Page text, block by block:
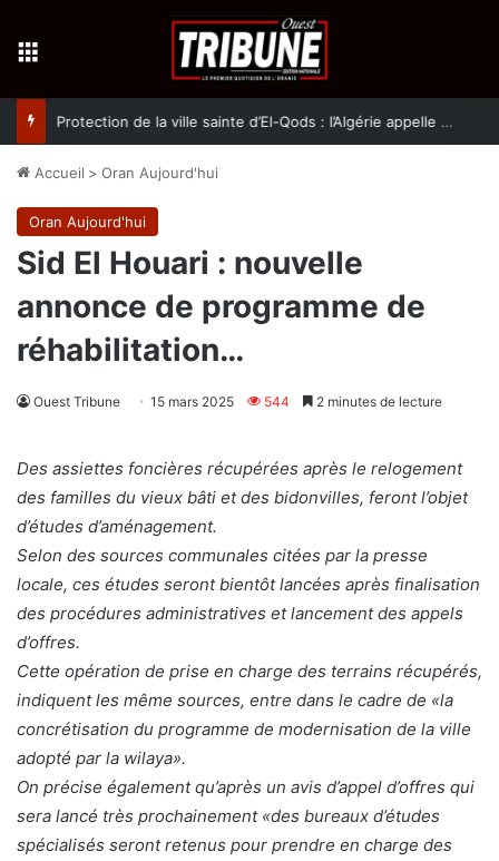
Protection de la ville sainte d’El-Qods : l’Algérie appelle à une action collective
Accueil > Oran Aujourd'hui
Oran Aujourd'hui
Sid El Houari : nouvelle
annonce de programme de
réhabilitation…
Ouest Tribune 15 mars 2025 544 2 minutes de lecture
Des assiettes foncières récupérées après le relogement
des familles du vieux bâti et des bidonvilles, feront l’objet
d’études d’aménagement.
Selon des sources communales citées par la presse
locale, ces études seront bientôt lancées après finalisation
des procédures administratives et lancement des appels
d’offres.
Cette opération de prise en charge des terrains récupérés,
indiquent les même sources, entre dans le cadre de «la
concrétisation du programme de modernisation de la ville
adopté par la wilaya».
On précise également qu’après un avis d’appel d’offres qui
sera lancé très prochainement «des bureaux d’études
spécialisés seront retenus pour prendre en charge des